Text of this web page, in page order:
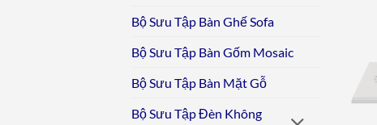
Bộ Sưu Tập Bàn Ghế Sofa
Bộ Sưu Tập Bàn Gốm Mosaic
Bộ Sưu Tập Bàn Mặt Gỗ
Bộ Sưu Tập Đèn Không